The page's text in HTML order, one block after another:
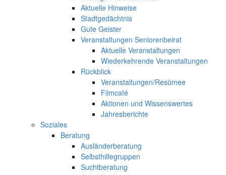
Aktuelle Hinweise
Stadtgedächtnis
Gute Geister
Veranstaltungen Seniorenbeirat
Aktuelle Veranstaltungen
Wiederkehrende Veranstaltungen
Rückblick
Veranstaltungen/Resümee
Filmcafé
Aktionen und Wissenswertes
Jahresberichte
Soziales
Beratung
Ausländerberatung
Selbsthilfegruppen
Suchtberatung